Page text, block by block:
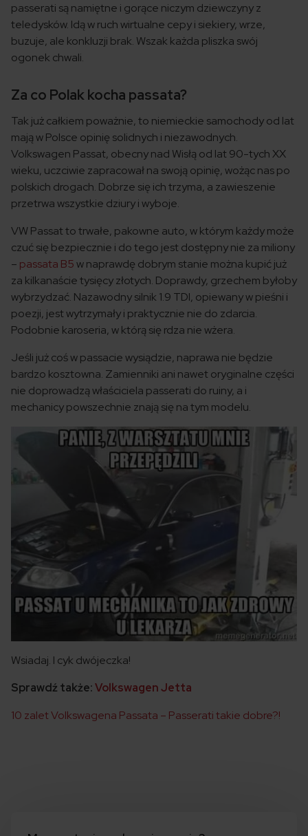
passerati są namiętne i gorące niczym dziewczyny z
teledysków. Idą w ruch wirtualne cepy i siekiery, wrze,
buzuje, ale konkluzji brak. Wszak każda pliszka swój
ogonek chwali.
Za co Polak kocha passata?
Tak już całkiem poważnie, to niemieckie samochody od lat
mają w Polsce opinię solidnych i niezawodnych.
Volkswagen Passat, obecny nad Wisłą od lat 90-tych XX
wieku, uczciwie zapracował na swoją opinię, wożąc nas po
polskich drogach. Dobrze się ich trzyma, a zawieszenie
przetrwa wszystkie dziury i wyboje.
VW Passat to trwałe, pakowne auto, w którym każdy może
czuć się bezpiecznie i do tego jest dostępny nie za miliony
– passata B5w naprawdę dobrym stanie można kupić już
za kilkanaście tysięcy złotych. Doprawdy, grzechem byłoby
wybrzydzać. Nazawodny silnik 1.9 TDI, opiewany w pieśni i
poezji, jest wytrzymały i praktycznie nie do zdarcia.
Podobnie karoseria, w którą się rdza nie wżera.
Jeśli już coś w passacie wysiądzie, naprawa nie będzie
bardzo kosztowna. Zamienniki ani nawet oryginalne części
nie doprowadzą właściciela passerati do ruiny, a i
mechanicy powszechnie znają się na tym modelu.
Wsiadaj. I cyk dwójeczka!
Sprawdź także:Volkswagen Jetta
10 zalet Volkswagena Passata – Passerati takie dobre?!